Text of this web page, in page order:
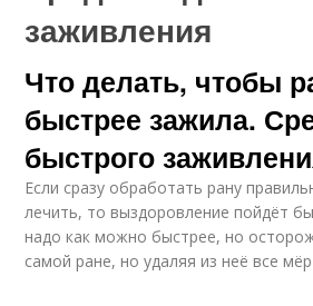
заживления
Что делать, чтобы
быстрее зажила.
быстрого
Если сразу обработать рану
лечить, то выздоровление пойдёт
надо как можно быстрее, но
самой ране, но удаляя из неё все